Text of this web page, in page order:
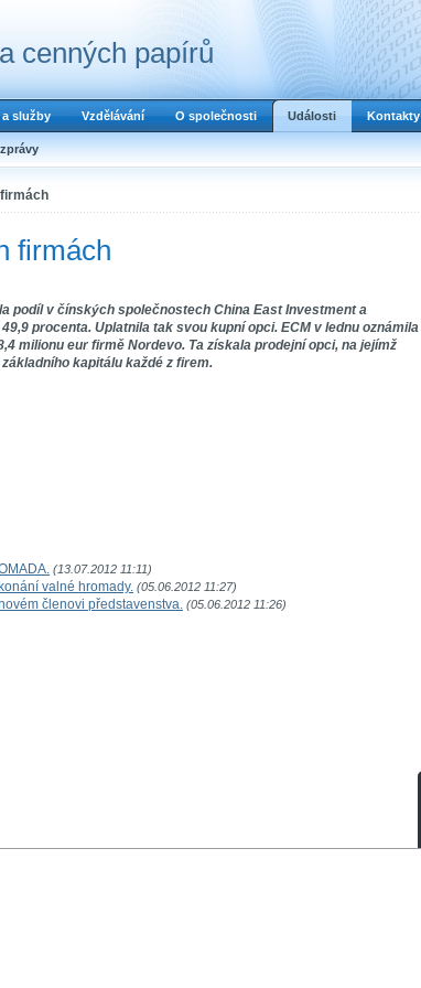
cenných papírů
a služby Vzdělávání O společnosti Události Kontakty
firmách
podíl v čínských společnostech China East Investment a
procenta. Uplatnila tak svou kupní opci. ECM v lednu oznámila
milionu eur firmě Nordevo. Ta získala prodejní opci, na jejímž
kapitálu každé z firem.
(13.07.2012 11:11)
valné hromady. (05.06.2012 11:27)
členovi představenstva. (05.06.2012 11:26)